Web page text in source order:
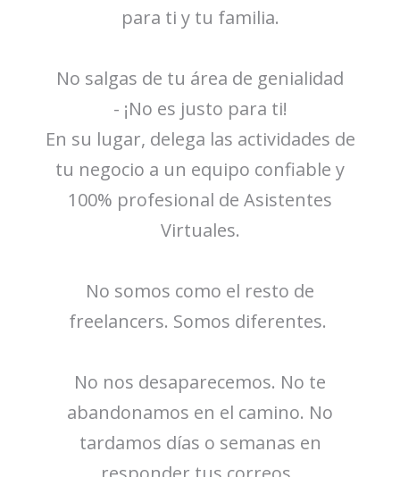
para ti y tu familia.
No salgas de tu área de genialidad
- ¡No es justo para ti!
En su lugar, delega las actividades de
tu negocio a un equipo confiable y
100% profesional de Asistentes
Virtuales.
No somos como el resto de
freelancers. Somos diferentes.
No nos desaparecemos. No te
abandonamos en el camino. No
tardamos días o semanas en